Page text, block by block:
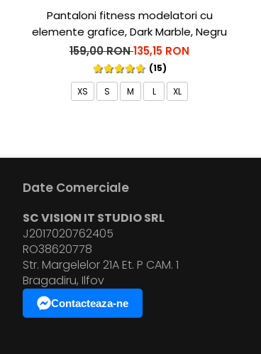
Pantaloni fitness modelatori cu
elemente grafice, Dark Marble, Negru
159,00 RON135,15 RON
(15)
XS
S M L XL
Date Comerciale
SC VISION IT STUDIO SRL
J2017020762405
RO38620778
Str. Margelelor 21A Et. P CAM. 1
Bragadiru, Ilfov
Contacteaza-ne